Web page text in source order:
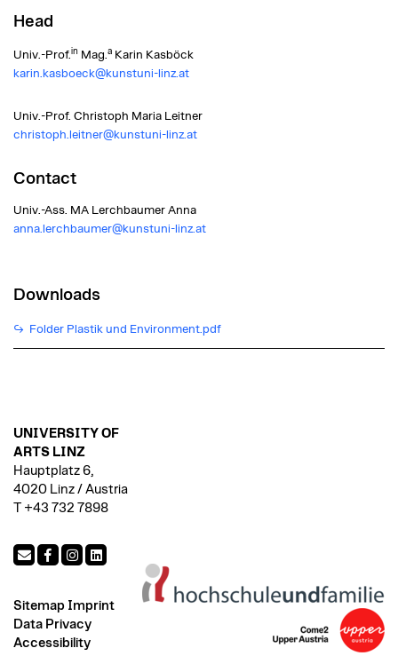
Head
Univ.-Prof.in Mag.a Karin Kasböck
karin.kasboeck@kunstuni-linz.at
Univ.-Prof. Christoph Maria Leitner
christoph.leitner@kunstuni-linz.at
Contact
Univ.-Ass. MA Lerchbaumer Anna
anna.lerchbaumer@kunstuni-linz.at
Downloads
Folder Plastik und Environment.pdf
UNIVERSITY OF
ARTS LINZ
Hauptplatz 6,
4020 Linz / Austria
T +43 732 7898
Sitemap Imprint
Data Privacy
Accessibility